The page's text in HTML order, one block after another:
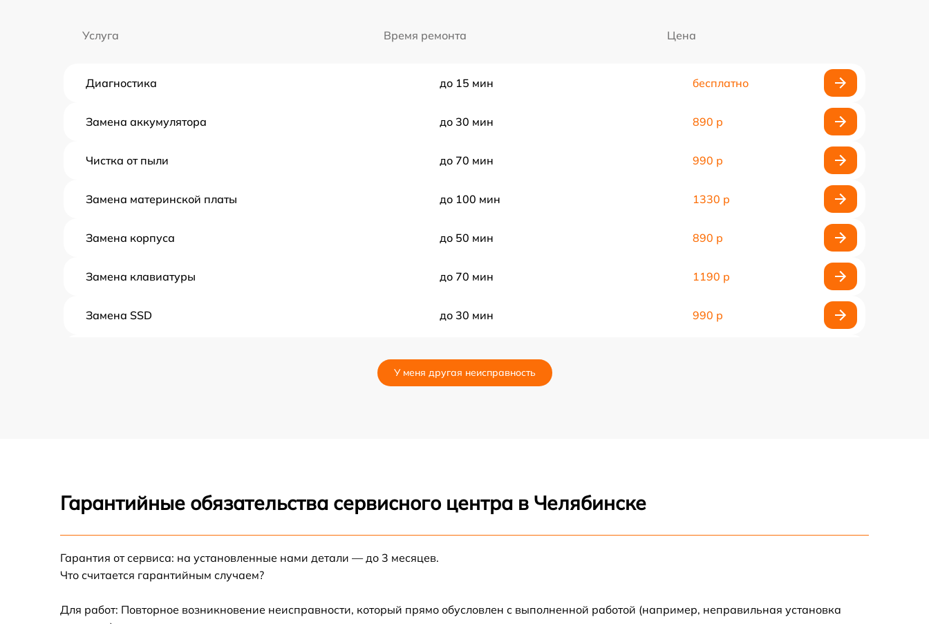
Услуга Время ремонта Цена
Диагностика до 15 мин бесплатно
Замена аккумулятора до 30 мин 890 р
Чистка от пыли до 70 мин 990 р
Замена материнской платы до 100 мин 1330 р
Замена корпуса до 50 мин 890 р
Замена клавиатуры до 70 мин 1190 р
Замена SSD до 30 мин 990 р
Замена термопасты до 30 мин
Замена оперативной памяти
У меня другая неисправность
Гарантийные обязательства сервисного центра в Челябинске
Гарантия от сервиса: на установленные нами детали — до 3 месяцев.
Что считается гарантийным случаем?
Для работ: Повторное возникновение неисправности, который прямо обусловлен с выполненной работой (например, неправильная установка